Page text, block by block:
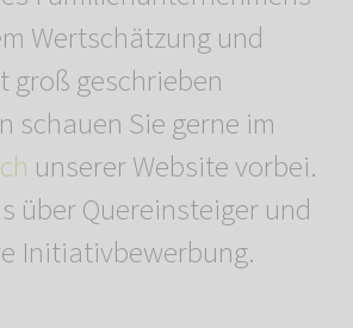
Wertschätzung und
groß geschrieben
schauen Sie gerne im
unserer Website vorbei.
über Quereinsteiger und
Initiativbewerbung.